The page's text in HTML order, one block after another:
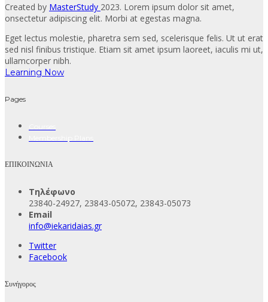
Created by MasterStudy 2023. Lorem ipsum dolor sit amet,
onsectetur adipiscing elit. Morbi at egestas magna.
Eget lectus molestie, pharetra sem sed, scelerisque felis. Ut ut erat
sed nisl finibus tristique. Etiam sit amet ipsum laoreet, iaculis mi ut,
ullamcorper nibh.
Learning Now
Pages
ΕΠΙΚΟΙΝΩΝΙΑ
Τηλέφωνο
23840-24927, 23843-05072, 23843-05073
Email
info@iekaridaias.gr
Twitter
Facebook
Συνήγορος